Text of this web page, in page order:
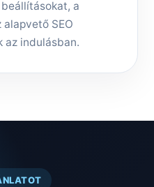
a
SEO
az indulásban.